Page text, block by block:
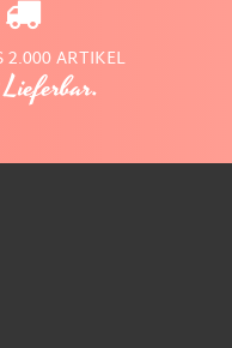
2.000 ARTIKEL